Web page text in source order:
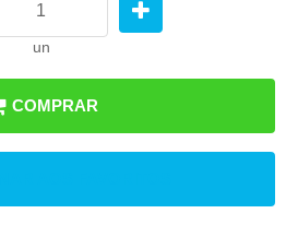
un
COMPRAR